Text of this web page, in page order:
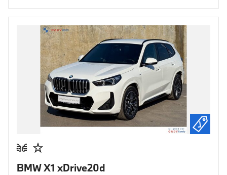
BMW X1 xDrive20d